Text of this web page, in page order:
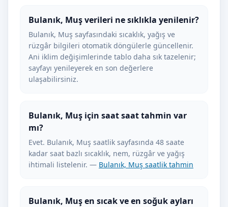
Bulanık, Muş verileri ne sıklıkla yenilenir?
Bulanık, Muş sayfasındaki sıcaklık, yağış ve
rüzgâr bilgileri otomatik döngülerle güncellenir.
Ani iklim değişimlerinde tablo daha sık tazelenir;
sayfayı yenileyerek en son değerlere
ulaşabilirsiniz.
Bulanık, Muş için saat saat tahmin var
mı?
Evet. Bulanık, Muş saatlik sayfasında 48 saate
kadar saat bazlı sıcaklık, nem, rüzgâr ve yağış
ihtimali listelenir. — Bulanık, Muş saatlik tahmin
Bulanık, Muş en sıcak ve en soğuk ayları